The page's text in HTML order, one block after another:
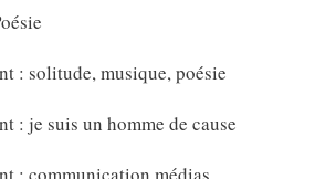
: solitude, musique, poésie
: je suis un homme de cause
: communication médias